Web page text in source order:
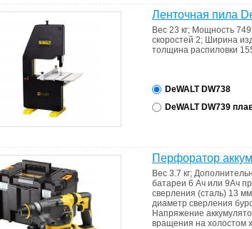
Ленточная пила
Вес 23 кг; Мощность
скоростей 2; Ширина
толщина распиловки
DeWALT DW738
DeWALT DW739
Перфоратор
Вес 3.7 кг;
батареи 6 Ач или 9Ач
сверления (сталь) 13 мм
диаметр сверления
Напряжение
вращения на холостом